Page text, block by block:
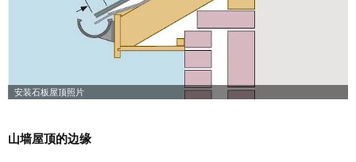
山墙屋顶的边缘